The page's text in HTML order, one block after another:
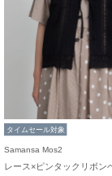
タイムセール対象
Samansa Mos2